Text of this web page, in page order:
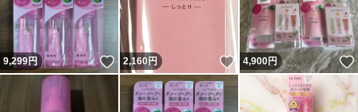
9,299円 いいね！
2,160 円 いいね！
4,900円